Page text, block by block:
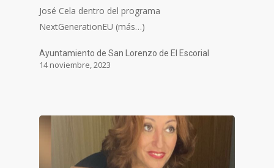
José Cela dentro del programa
NextGenerationEU (más…)
Ayuntamiento de San Lorenzo de El Escorial
14 noviembre, 2023